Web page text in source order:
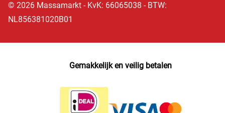
© 2026 Massamarkt - KvK: 66065038 - BTW:
NL856381020B01
Gemakkelijk en veilig betalen